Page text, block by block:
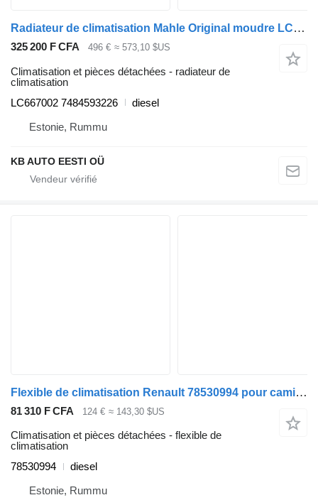
Radiateur de climatisation Mahle Original moudre LC667002 pour camion Renault T (2013-)
325 200 F CFA 496 € ≈ 573,10 $US
Climatisation et pièces détachées - radiateur de
climatisation
LC667002 7484593226
diesel
Estonie, Rummu
KB AUTO EESTI OÜ
Flexible de climatisation Renault 78530994 pour camion Renault T (2013-)
81 310 F CFA 124 € ≈ 143,30 $US
Climatisation et pièces détachées - flexible de
climatisation
78530994
diesel
Estonie, Rummu